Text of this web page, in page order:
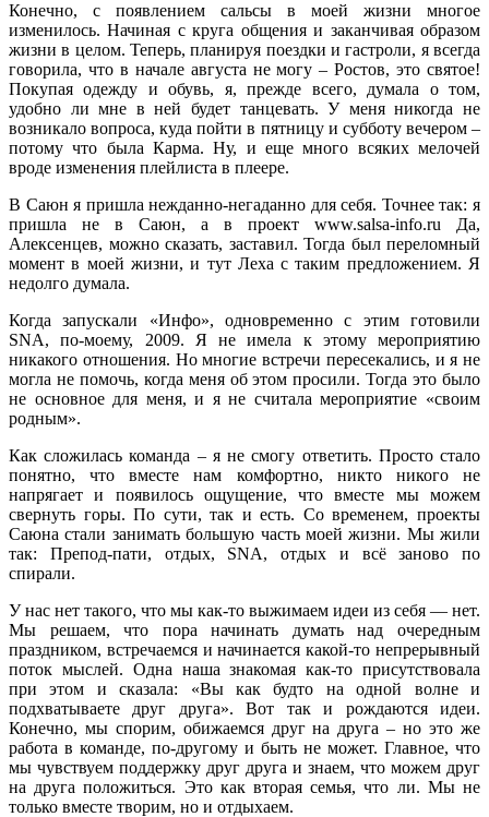
Конечно, с появлением сальсы в моей жизни многое
изменилось. Начиная с круга общения и заканчивая образом
жизни в целом. Теперь, планируя поездки и гастроли, я всегда
говорила, что в начале августа не могу – Ростов, это святое!
Покупая одежду и обувь, я, прежде всего, думала о том,
удобно ли мне в ней будет танцевать. У меня никогда не
возникало вопроса, куда пойти в пятницу и субботу вечером –
потому что была Карма. Ну, и еще много всяких мелочей
вроде изменения плейлиста в плеере.
В Саюн я пришла нежданно-негаданно для себя. Точнее так: я
пришла не в Саюн, а в проект www.salsa-info.ru Да,
Алексенцев, можно сказать, заставил. Тогда был переломный
момент в моей жизни, и тут Леха с таким предложением. Я
недолго думала.
Когда запускали «Инфо», одновременно с этим готовили
SNA, по-моему, 2009. Я не имела к этому мероприятию
никакого отношения. Но многие встречи пересекались, и я не
могла не помочь, когда меня об этом просили. Тогда это было
не основное для меня, и я не считала мероприятие «своим
родным».
Как сложилась команда – я не смогу ответить. Просто стало
понятно, что вместе нам комфортно, никто никого не
напрягает и появилось ощущение, что вместе мы можем
свернуть горы. По сути, так и есть. Со временем, проекты
Саюна стали занимать большую часть моей жизни. Мы жили
так: Препод-пати, отдых, SNA, отдых и всё заново по
спирали.
У нас нет такого, что мы как-то выжимаем идеи из себя — нет.
Мы решаем, что пора начинать думать над очередным
праздником, встречаемся и начинается какой-то непрерывный
поток мыслей. Одна наша знакомая как-то присутствовала
при этом и сказала: «Вы как будто на одной волне и
подхватываете друг друга». Вот так и рождаются идеи.
Конечно, мы спорим, обижаемся друг на друга – но это же
работа в команде, по-другому и быть не может. Главное, что
мы чувствуем поддержку друг друга и знаем, что можем друг
на друга положиться. Это как вторая семья, что ли. Мы не
только вместе творим, но и отдыхаем.